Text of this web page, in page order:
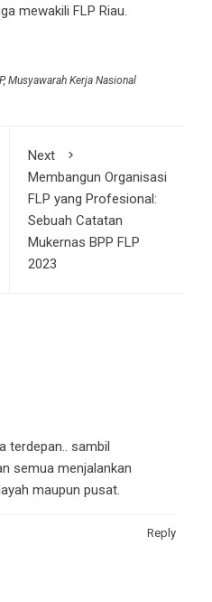
mewakili FLP Riau.
,Musyawarah Kerja Nasional
Next
Membangun Organisasi
FLP yang Profesional:
Sebuah Catatan
Mukernas BPP FLP
2023
terdepan.. sambil
semua menjalankan
maupun pusat.
Reply